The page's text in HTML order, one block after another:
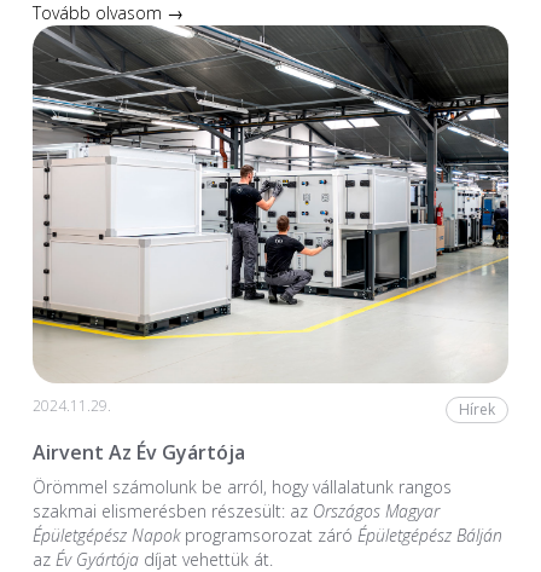
Tovább olvasom →
2024.11.29. Hírek
Airvent Az Év Gyártója
Örömmel számolunk be arról, hogy vállalatunk rangos
szakmai elismerésben részesült: az Országos Magyar
Épületgépész Napokprogramsorozat záró Épületgépész Bálján
az Év Gyártójadíjat vehettük át.